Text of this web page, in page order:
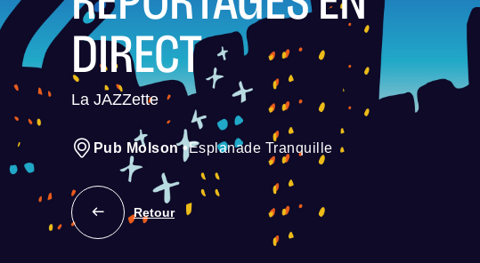
DIRECT
La JAZZette
Pub Molson•Esplanade Tranquille
Retour